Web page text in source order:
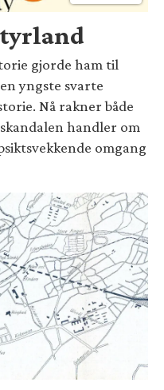
gjorde ham til
yngste svarte
Nå rakner både
handler om
omgang